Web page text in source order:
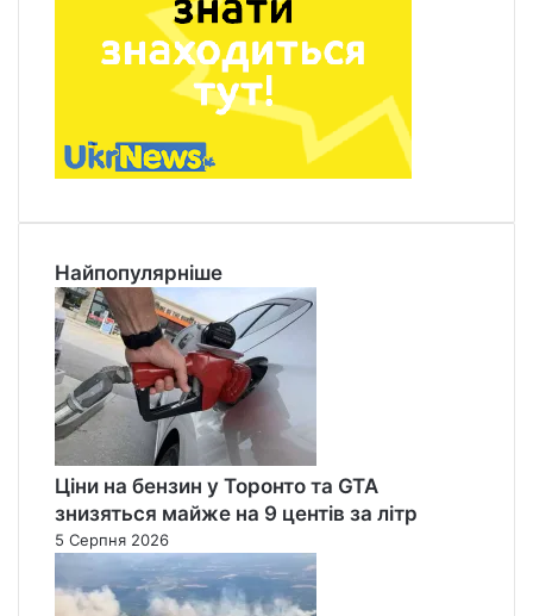
Найпопулярніше
Ціни на бензин у Торонто та GTA
знизяться майже на 9 центів за літр
5 Серпня 2026